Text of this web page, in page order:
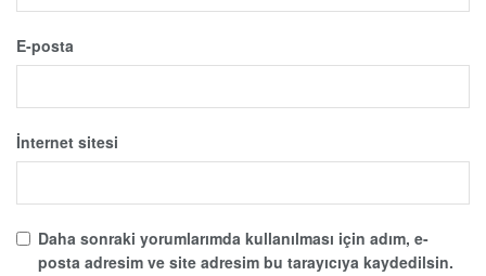
E-posta
İnternet sitesi
Daha sonraki yorumlarımda kullanılması için adım, e-
posta adresim ve site adresim bu tarayıcıya kaydedilsin.